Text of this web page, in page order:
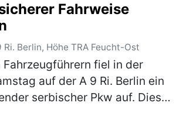
rechte… (mehr)
Fahrweise
Berlin, Höhe TRA Feucht-Ost
fiel in der
auf der A 9 Ri. Berlin ein
serbischer Pkw auf. Dieser